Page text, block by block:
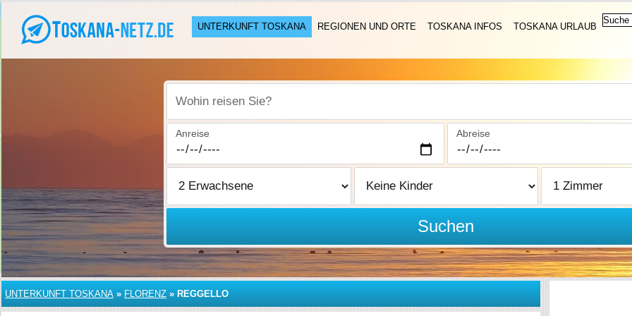
UNTERKUNFT TOSKANA REGIONEN UND ORTE TOSKANA INFOS TOSKANA URLAUB
Wohin reisen Sie?
Anreise Abreise
Suchen
UNTERKUNFT TOSKANA » FLORENZ » REGGELLO